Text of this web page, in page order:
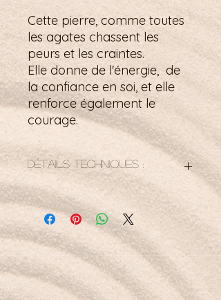
Cette pierre, comme toutes
les agates chassent les
peurs et les craintes.
Elle donne de l'énergie, de
la confiance en soi, et elle
renforce également le
courage.
Détails techniques :
Les crochets sont en gold filled (ou
or laminé). Le gold filled est le
traitement d’un métal consistant à
appliquer par un procédé
mécanique, une couche d’alliage
d’or, dont le titrage varie. Le poids
d’alliage d’or correspond à 1/20 du
poids total du produit, soit environ